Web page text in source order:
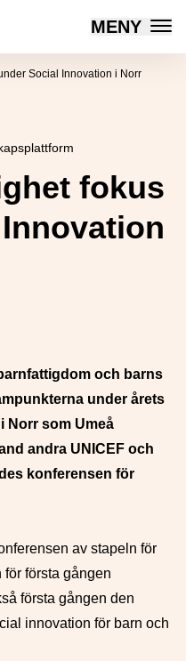
MENY
Social Innovation i Norr
fokus
och barns
under årets
Norr som Umeå
andra UNICEF och
konferensen för
av stapeln för
för första gången
första gången den
innovation för barn och